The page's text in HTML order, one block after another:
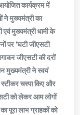
कार्यक्रम में
ने मुख्यमंत्री का
एवं मुख्यमंत्री धामी के
पर ‘घटी जीएसटी
जीएसटी की दरों
मुख्यमंत्री ने स्वयं
स्टीकर चस्पा किए और
को लेकर आम लोगों
पूरा लाभ ग्राहकों को